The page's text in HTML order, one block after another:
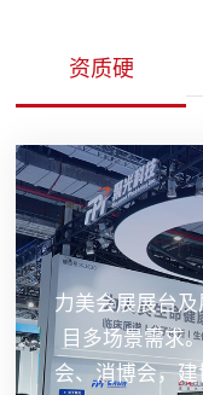
资质硬
力美会展展台
目多场景需求
会、消博会，